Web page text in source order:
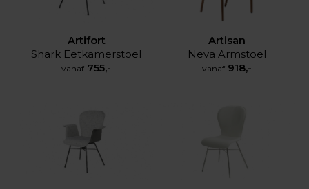
Artifort
Shark Eetkamerstoel
vanaf 755,-
Artisan
Neva Armstoel
vanaf 918,-